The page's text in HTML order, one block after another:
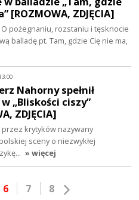
[ROZMOWA, ZDJĘCIA]
pożegnaniu, rozstaniu i tęsknocie
balladę pt. Tam, gdzie Cię nie ma,
Nahorny spełnił
„Bliskości ciszy”
ZDJĘCIA]
krytyków nazywany
sceny o niezwykłej
» więcej
6 7 8